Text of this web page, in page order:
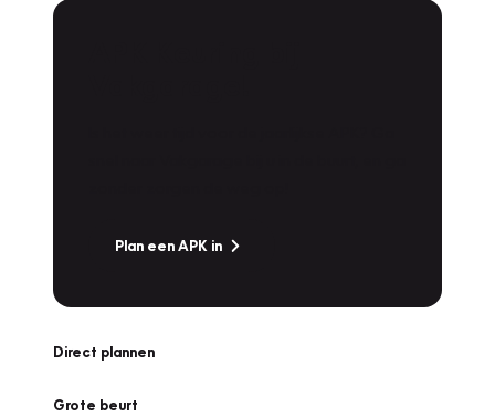
Plan een APK in
Direct plannen
Grote beurt